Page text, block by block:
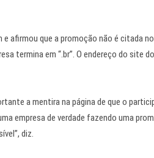
e afirmou que a promoção não é citada
termina em “.br”. O endereço do site
a mentira na página de que o
empresa de verdade fazendo uma
diz.